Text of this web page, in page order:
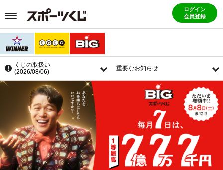
ログイン
会員登録
くじの取扱い
(2026/08/06)
重要なお知らせ